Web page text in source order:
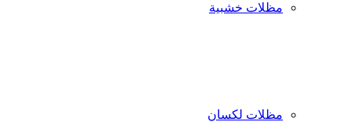
مظلات خشبية
مظلات لكسان